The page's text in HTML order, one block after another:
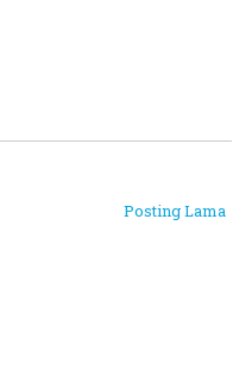
Posting Lama